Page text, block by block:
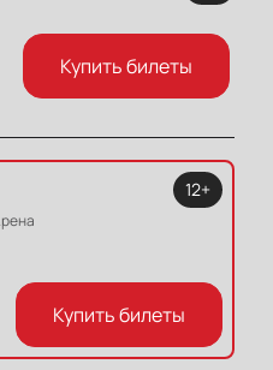
Купить билеты
12+
Купить билеты